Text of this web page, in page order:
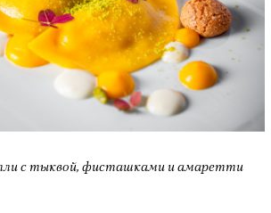
c тыквой, фисташками и амаретти